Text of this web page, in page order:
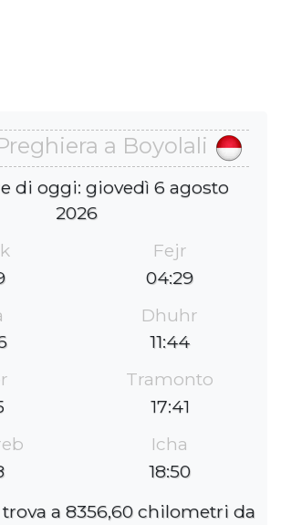
a Boyolali
di oggi: giovedì 6 agosto
2026
Fejr
04:29
Dhuhr
11:44
Tramonto
17:41
Icha
18:50
trova a 8356,60 chilometri da